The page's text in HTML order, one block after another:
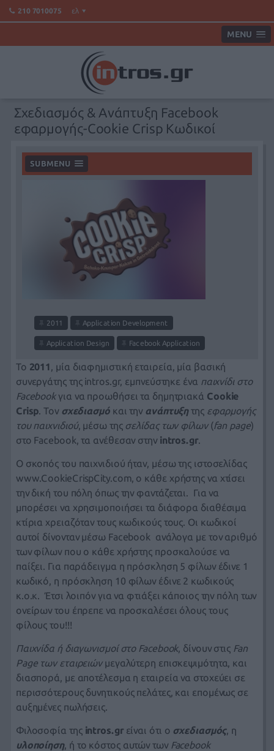
210 7010075 ελ
MENU
Σχεδιασμός & Ανάπτυξη Facebook
εφαρμογής-Cookie Crisp Κωδικοί
SUBMENU
2011 Application Development
Application Design Facebook Application
Το 2011 , μία διαφημιστική εταιρεία, μία βασική
συνεργάτης της intros.gr, εμπνεύστηκε ένα παιχνίδι στο
Facebook για να προωθήσει τα δημητριακά Cookie
Crisp. Τον σχεδιασμόκαι την ανάπτυξητης εφαρμογής
του παιχνιδιού, μέσω της σελίδας των φίλων(fan page)
στο Facebook, τα ανέθεσαν στηνintros.gr.
Ο σκοπός του παιχνιδιού ήταν, μέσω της ιστοσελίδας
www.CookieCrispCity.com, ο κάθε χρήστης να χτίσει
την δική του πόλη όπως την φαντάζεται. Για να
μπορέσει να χρησιμοποιήσει τα διάφορα διαθέσιμα
κτίρια χρειαζόταν τους κωδικούς τους. Οι κωδικοί
αυτοί δίνονταν μέσω Facebook ανάλογα με τον αριθμό
των φίλων που ο κάθε χρήστης προσκαλούσε να
παίξει. Για παράδειγμα η πρόσκληση 5 φίλων έδινε 1
κωδικό, η πρόσκληση 10 φίλων έδινε 2 κωδικούς
κ.ο.κ. Έτσι λοιπόν για να φτιάξει κάποιος την πόλη των
ονείρων του έπρεπε να προσκαλέσει όλους τους
φίλους του!!!
Παιχνίδα ή διαγωνισμοί στο Facebook, δίνουν στις Fan
Page των εταιρειώνμεγαλύτερη επισκεψιμότητα, και
διασπορά, με αποτέλεσμα η εταιρεία να στοχεύει σε
περισσότερους δυνητικούς πελάτες, και επομένως σε
αυξημένες πωλήσεις.
Φιλοσοφία της intros.grείναι ότι ο σχεδιασμός, η
υλοποίηση, ή το κόστος αυτών των Facebook